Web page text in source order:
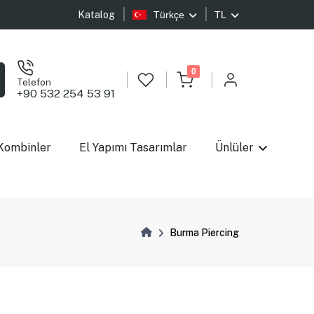
Katalog Türkçe TL
Telefon
+90 532 254 53 91
0
El Yapımı Tasarımlar Ünlüler
Burma Piercing